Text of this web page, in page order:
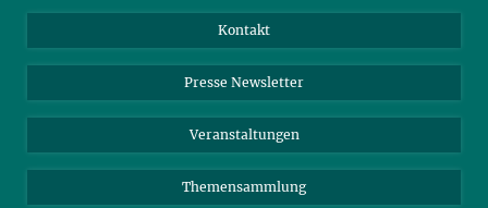
Meldestelle Fehlverhalten
YouTube
Kontakt
Presse Newsletter
Veranstaltungen
Themensammlung